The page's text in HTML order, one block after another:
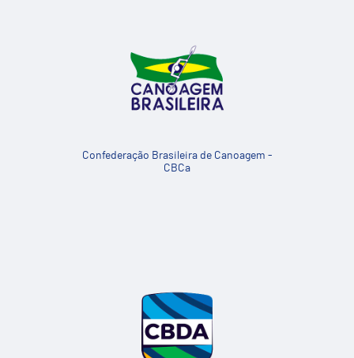
Confederação Brasileira de Canoagem -
CBCa